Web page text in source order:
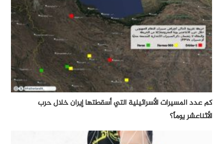
كم عدد المسيرات الأسرائيلية التي أسقطتها إيران خلال حرب
الأثناعشر يوماً؟